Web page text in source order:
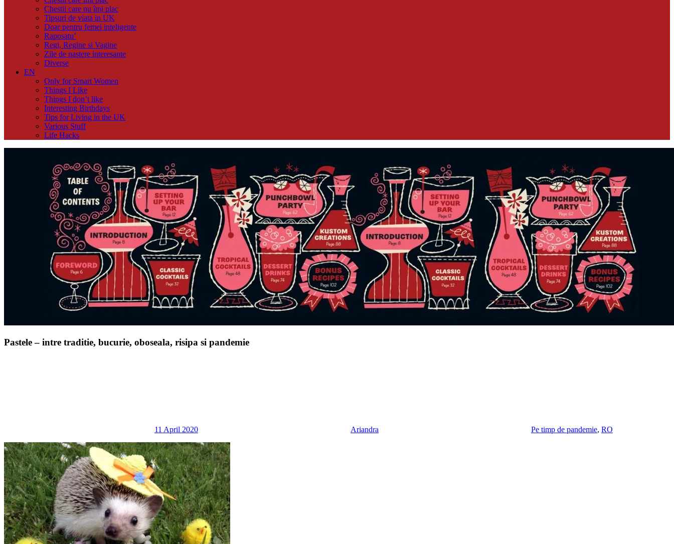
Chestii care nu îmi plac
Tipsuri de viata in UK
Doar pentru femei inteligente
Raposatu’
Regi, Regine si Vagine
Zile de nastere interesante
Diverse
EN
Only for Smart Women
Things I Like
Things I don’t like
Interesting Birthdays
Tips for Living in the UK
Various Stuff
Life Hacks
Pastele – intre traditie, bucurie, oboseala, risipa si pandemie
11 April 2020 Ariandra Pe timp de pandemie, RO